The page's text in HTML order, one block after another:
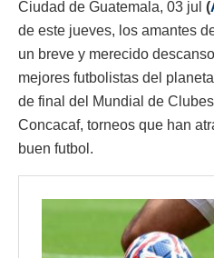
Ciudad de Guatemala, 03 jul (
de este jueves, los amantes
un breve y merecido
mejores futbolistas del
de final del Mundial de
Concacaf, torneos que han
buen futbol.